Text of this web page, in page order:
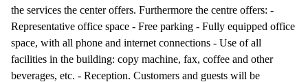
the services the center offers. Furthermore the centre offers: -
Representative office space - Free parking - Fully equipped office
space, with all phone and internet connections - Use of all
facilities in the building: copy machine, fax, coffee and other
beverages, etc. - Reception. Customers and guests will be